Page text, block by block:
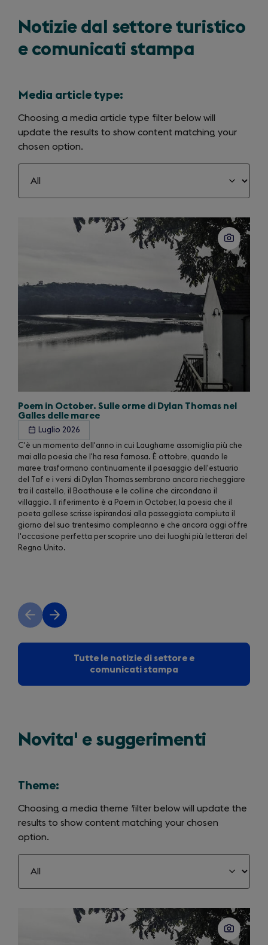
Notizie dal settore turistico
e comunicati stampa
Media article type:
Choosing a media article type filter below will
update the results to show content matching your
chosen option.
Poem in October. Sulle orme di Dylan Thomas nel
Galles delle maree
Luglio 2026
C'è un momento dell'anno in cui Laugharne assomiglia più che
mai alla poesia che l'ha resa famosa. È ottobre, quando le
maree trasformano continuamente il paesaggio dell'estuario
del Taf e i versi di Dylan Thomas sembrano ancora riecheggiare
tra il castello, il Boathouse e le colline che circondano il
villaggio. Il riferimento è a Poem in October, la poesia che il
poeta gallese scrisse ispirandosi alla passeggiata compiuta il
giorno del suo trentesimo compleanno e che ancora oggi offre
l'occasione perfetta per scoprire uno dei luoghi più letterari del
Regno Unito.
Previous
slide
Next
slide
Tutte le notizie di settore e
comunicati stampa
Novita' e suggerimenti
Theme:
Choosing a media theme filter below will update the
results to show content matching your chosen
option.